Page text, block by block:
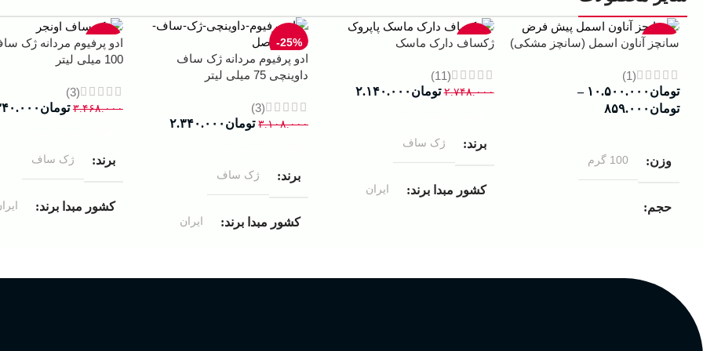
-13%
سانچز آناون اسمل (سانچز مشکی)
(1)
تومان ۱۰.۵۰۰.۰۰۰ –
تومان ۸۵۹.۰۰۰
وزن 100 گرم
حجم
-22%
ژکساف دارک ماسک
(11)
۲.۷۴۸.۰۰۰ تومان ۲.۱۴۰.۰۰۰
برند ژک ساف
کشور مبدا برند ایران
گروه بویایی
-25%
ادو پرفیوم مردانه ژک ساف
داوینچی 75 میلی لیتر
(3)
۳.۱۰۸.۰۰۰ تومان ۲.۳۴۰.۰۰۰
برند ژک ساف
کشور مبدا برند ایران
-33%
ادو پرفیوم مردانه ژک
100 میلی لیتر
(3)
۳.۴۶۸.۰۰۰ تومان
برند ژک ساف
کشور مبدا برند